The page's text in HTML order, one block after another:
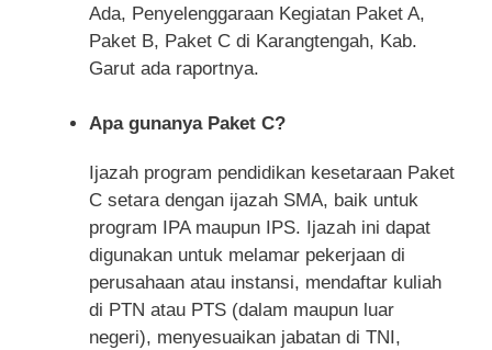
Ada, Penyelenggaraan Kegiatan Paket A,
Paket B, Paket C di Karangtengah, Kab.
Garut ada raportnya.
Apa gunanya Paket C?
Ijazah program pendidikan kesetaraan Paket
C setara dengan ijazah SMA, baik untuk
program IPA maupun IPS. Ijazah ini dapat
digunakan untuk melamar pekerjaan di
perusahaan atau instansi, mendaftar kuliah
di PTN atau PTS (dalam maupun luar
negeri), menyesuaikan jabatan di TNI,